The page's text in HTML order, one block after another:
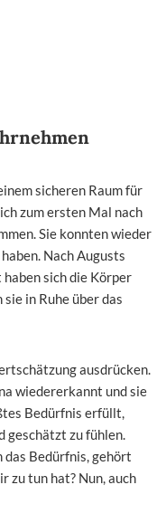
sicheren Raum für
zum ersten Mal nach
Sie konnten wieder
Nach Augusts
sich die Körper
in Ruhe über das
ausdrücken.
wiedererkannt und sie
Bedürfnis erfüllt,
geschätzt zu fühlen.
das Bedürfnis, gehört
zu tun hat? Nun, auch